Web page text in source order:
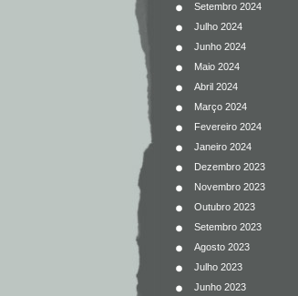
Setembro 2024
Julho 2024
Junho 2024
Maio 2024
Abril 2024
Março 2024
Fevereiro 2024
Janeiro 2024
Dezembro 2023
Novembro 2023
Outubro 2023
Setembro 2023
Agosto 2023
Julho 2023
Junho 2023